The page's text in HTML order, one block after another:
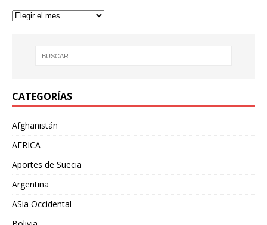
CATEGORÍAS
Afghanistán
AFRICA
Aportes de Suecia
Argentina
ASia Occidental